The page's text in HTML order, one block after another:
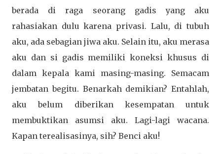
berada di raga seorang gadis yang aku
rahasiakan dulu karena privasi. Lalu, di tubuh
aku, ada sebagian jiwa aku. Selain itu, aku merasa
aku dan si gadis memiliki koneksi khusus di
dalam kepala kami masing-masing. Semacam
jembatan begitu. Benarkah demikian? Entahlah,
aku belum diberikan kesempatan untuk
membuktikan asumsi aku. Lagi-lagi wacana.
Kapan terealisasinya, sih? Benci aku!